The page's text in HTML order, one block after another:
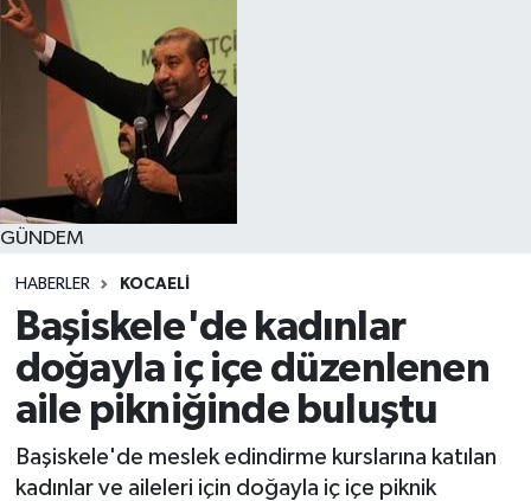
GÜNDEM
HABERLER KOCAELI
Başiskele'de kadınlar
doğayla iç içe düzenlenen
aile pikniğinde buluştu
Başiskele'de meslek edindirme kurslarına katılan
kadınlar ve aileleri için doğayla iç içe piknik